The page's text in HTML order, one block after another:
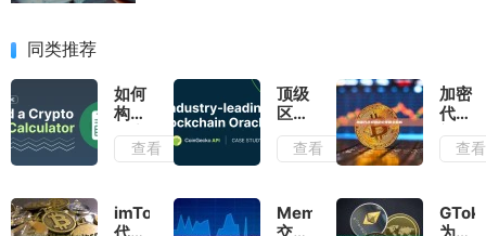
同类推荐
如何
构建
加密
税计
指
南）
查看
顶级
区块
链预
言机
CoinGecko
API
查看
加密
代币
初始
定价
析
查看
imToken
Meme